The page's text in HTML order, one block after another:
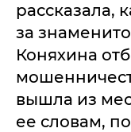
рассказала,
за
Коняхина
вышла из
ее словам,